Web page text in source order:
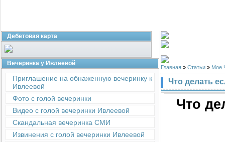
Дебетовая карта
Вечеринка у Ивлеевой
Приглашение на обнаженную вечеринку к
Ивлеевой
Фото с голой вечеринки
Видео с голой вечеринки Ивлеевой
Скандальная вечеринка СМИ
Извинения с голой вечеринки Ивлеевой
Главная » Статьи » Мое
Что делать
Что